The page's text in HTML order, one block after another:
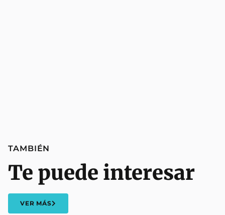
TAMBIÉN
Te puede interesar
VER MÁS